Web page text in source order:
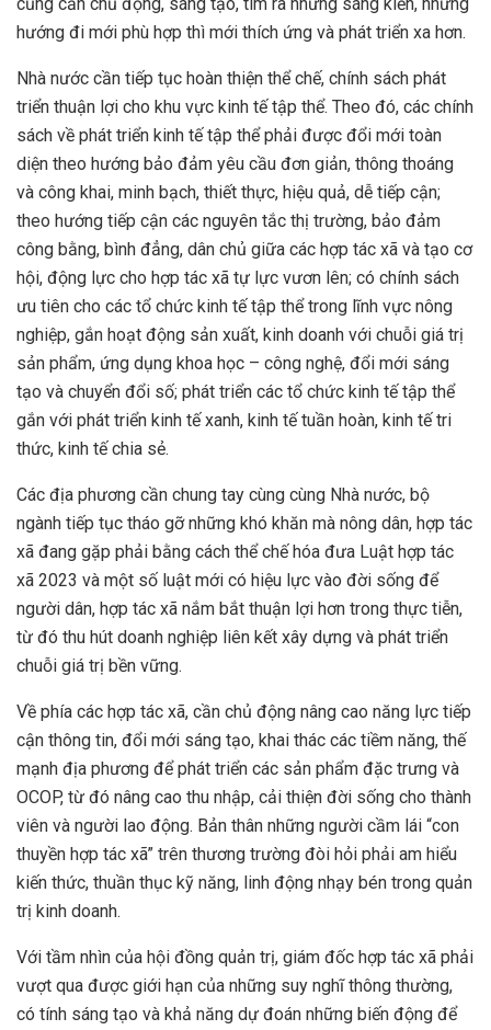
hướng đi mới phù hợp thì mới thích ứng và phát triển xa hơn.
Nhà nước cần tiếp tục hoàn thiện thể chế, chính sách phát
triển thuận lợi cho khu vực kinh tế tập thể. Theo đó, các chính
sách về phát triển kinh tế tập thể phải được đổi mới toàn
diện theo hướng bảo đảm yêu cầu đơn giản, thông thoáng
và công khai, minh bạch, thiết thực, hiệu quả, dễ tiếp cận;
theo hướng tiếp cận các nguyên tắc thị trường, bảo đảm
công bằng, bình đẳng, dân chủ giữa các hợp tác xã và tạo cơ
hội, động lực cho hợp tác xã tự lực vươn lên; có chính sách
ưu tiên cho các tổ chức kinh tế tập thể trong lĩnh vực nông
nghiệp, gắn hoạt động sản xuất, kinh doanh với chuỗi giá trị
sản phẩm, ứng dụng khoa học – công nghệ, đổi mới sáng
tạo và chuyển đổi số; phát triển các tổ chức kinh tế tập thể
gắn với phát triển kinh tế xanh, kinh tế tuần hoàn, kinh tế tri
thức, kinh tế chia sẻ.
Các địa phương cần chung tay cùng cùng Nhà nước, bộ
ngành tiếp tục tháo gỡ những khó khăn mà nông dân, hợp tác
xã đang gặp phải bằng cách thể chế hóa đưa Luật hợp tác
xã 2023 và một số luật mới có hiệu lực vào đời sống để
người dân, hợp tác xã nắm bắt thuận lợi hơn trong thực tiễn,
từ đó thu hút doanh nghiệp liên kết xây dựng và phát triển
chuỗi giá trị bền vững.
Về phía các hợp tác xã, cần chủ động nâng cao năng lực tiếp
cận thông tin, đổi mới sáng tạo, khai thác các tiềm năng, thế
mạnh địa phương để phát triển các sản phẩm đặc trưng và
OCOP, từ đó nâng cao thu nhập, cải thiện đời sống cho thành
viên và người lao động. Bản thân những người cầm lái “con
thuyền hợp tác xã” trên thương trường đòi hỏi phải am hiểu
kiến thức, thuần thục kỹ năng, linh động nhạy bén trong quản
trị kinh doanh.
Với tầm nhìn của hội đồng quản trị, giám đốc hợp tác xã phải
vượt qua được giới hạn của những suy nghĩ thông thường,
có tính sáng tạo và khả năng dự đoán những biến động để